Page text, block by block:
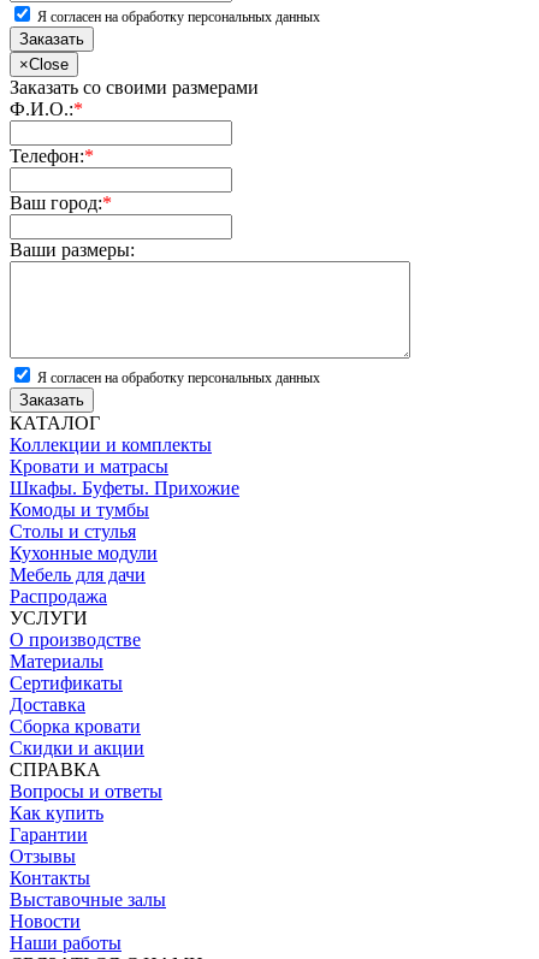
Я согласен на обработку персональных данных
Заказать
×Close
Заказать со своими размерами
Ф.И.О.:*
Телефон:*
Ваш город:*
Ваши размеры:
Я согласен на обработку персональных данных
Заказать
КАТАЛОГ
Коллекции и комплекты
Кровати и матрасы
Шкафы. Буфеты. Прихожие
Комоды и тумбы
Столы и стулья
Кухонные модули
Мебель для дачи
Распродажа
УСЛУГИ
О производстве
Материалы
Сертификаты
Доставка
Сборка кровати
Скидки и акции
СПРАВКА
Вопросы и ответы
Как купить
Гарантии
Отзывы
Контакты
Выставочные залы
Новости
Наши работы